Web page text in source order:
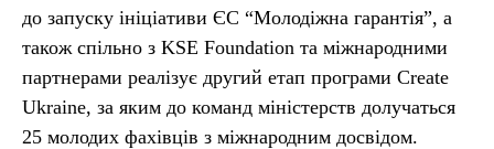
до запуску ініціативи ЄС “Молодіжна гарантія”, а
також спільно з KSE Foundation та міжнародними
партнерами реалізує другий етап програми Create
Ukraine, за яким до команд міністерств долучаться
25 молодих фахівців з міжнародним досвідом.